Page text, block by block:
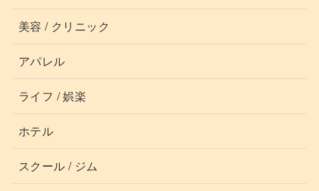
美容 / クリニック
アパレル
ライフ / 娯楽
ホテル
スクール / ジム